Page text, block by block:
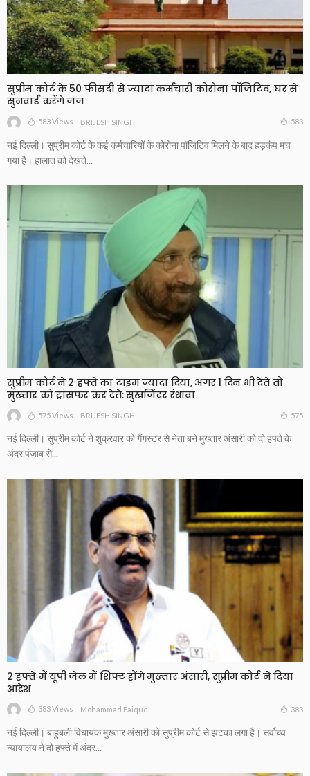
सुप्रीम कोर्ट के 50 फीसदी से ज्यादा कर्मचारी कोरोना पॉजिटिव, घर से
सुनवाई करेंगे जज
583 Views BRIJESH SINGH 583
नई दिल्‍ली। सुप्रीम कोर्ट के कई कर्मचारियों के कोरोना पॉजिटिव मिलने के बाद हड़कंप मच
गया है। हालात को देखते...
सुप्रीम कोर्ट ने 2 हफ्ते का टाइम ज्यादा दिया, अगर 1 दिन भी देते तो
मुख्तार को ट्रांसफर कर देते: सुखजिंदर रंधावा
575 Views BRIJESH SINGH 575
नई दिल्ली। सुप्रीम कोर्ट ने शुक्रवार को गैंगस्टर से नेता बने मुख्तार अंसारी को दो हफ्ते के
अंदर पंजाब से...
2 हफ्ते में यूपी जेल में शिफ्ट होंगे मुख्तार अंसारी, सुप्रीम कोर्ट ने दिया
आदेश
383 Views Mohammad Faique 383
नई दिल्ली। बाहुबली विधायक मुख्तार अंसारी को सुप्रीम कोर्ट से झटका लगा है। सर्वोच्च
न्यायालय ने दो हफ्ते में अंदर...